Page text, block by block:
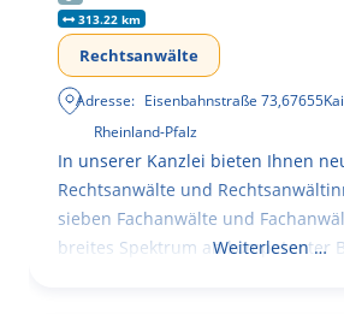
313.22 km
Rechtsanwälte
Adresse: Eisenbahnstraße 73,67655
Rheinland-Pfalz
In unserer Kanzlei bieten Ihnen
Rechtsanwälte und
sieben Fachanwälte und
breites Spektrum an kompetenter
Weiterlesen …